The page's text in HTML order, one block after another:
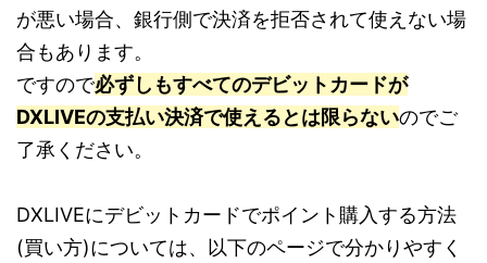
が悪い場合、銀行側で決済を拒否されて使えない場
合もあります。
ですので必ずしもすべてのデビットカードが
DXLIVEの支払い決済で使えるとは限らないのでご
了承ください。
DXLIVEにデビットカードでポイント購入する方法
(買い方)については、以下のページで分かりやすく